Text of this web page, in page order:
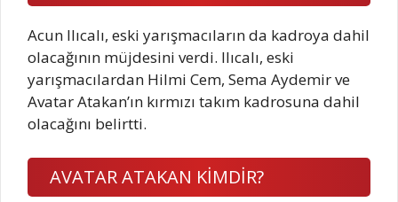
Acun Ilıcalı, eski yarışmacıların da kadroya dahil
olacağının müjdesini verdi. Ilıcalı, eski
yarışmacılardan Hilmi Cem, Sema Aydemir ve
Avatar Atakan’ın kırmızı takım kadrosuna dahil
olacağını belirtti.
AVATAR ATAKAN KİMDİR?